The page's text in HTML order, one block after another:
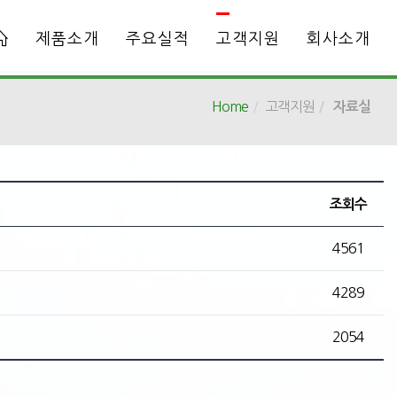
제품소개 주요실적 고객지원 회사소개
Home 고객지원 자료실
조회수
4561
4289
2054